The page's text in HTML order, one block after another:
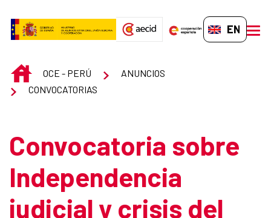
EN-GB
INICIOOCE - PERÚ
ANUNCIOS
CONVOCATORIAS
Convocatoria sobre
Independencia
judicial y crisis del